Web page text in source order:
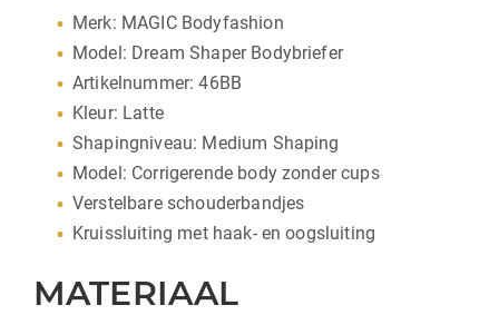
Merk: MAGIC Bodyfashion
Model: Dream Shaper Bodybriefer
Artikelnummer: 46BB
Kleur: Latte
Shapingniveau: Medium Shaping
Model: Corrigerende body zonder cups
Verstelbare schouderbandjes
Kruissluiting met haak- en oogsluiting
MATERIAAL